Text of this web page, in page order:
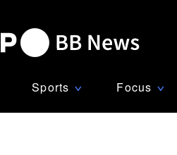
Sports ∨ Focus ∨